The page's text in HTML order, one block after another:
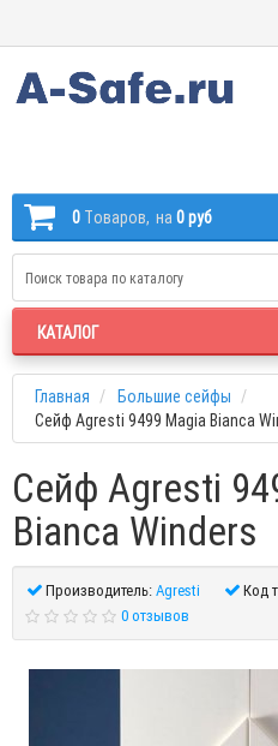
0 Tоваров, на 0 руб
КАТАЛОГ
Главная
Большие сейфы
Сейф Agresti 9499 Magia Bianca
Сейф Agresti
Bianca Winders
Производитель:Agresti Код
0 отзывов